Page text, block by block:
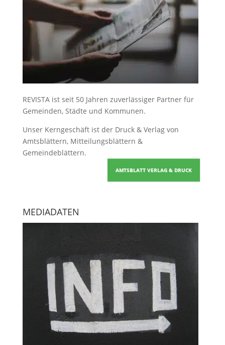
REVISTA ist seit 50 Jahren zuverlässiger Partner für
Gemeinden, Städte und Kommunen.
Unser Kerngeschäft ist der Druck & Verlag von
Amtsblättern, Mitteilungsblättern &
Gemeindeblättern.
AMTSBLATT VERLAG & DRUCK
MEDIADATEN